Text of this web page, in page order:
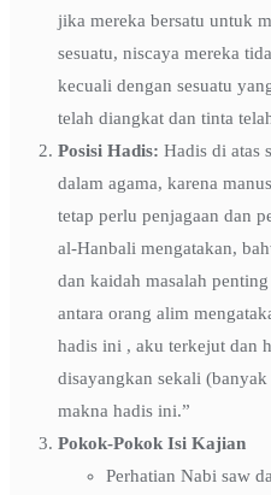
jika mereka bersatu untuk
sesuatu, niscaya mereka
kecuali dengan sesuatu
telah diangkat dan tinta
Posisi Hadis: Hadis di atas
dalam agama, karena
tetap perlu penjagaan dan
al-Hanbali mengatakan,
dan kaidah masalah
antara orang alim
hadis ini , aku terkejut dan
disayangkan sekali
makna hadis ini.”
Pokok-Pokok Isi Kajian
Perhatian Nabi saw